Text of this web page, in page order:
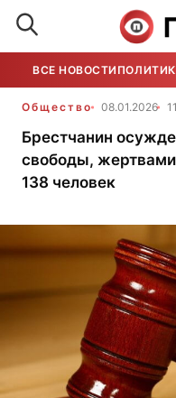
ВСЕ НОВОСТИ
Общество 08.01.2026
Брестчанин
свободы,
138 человек